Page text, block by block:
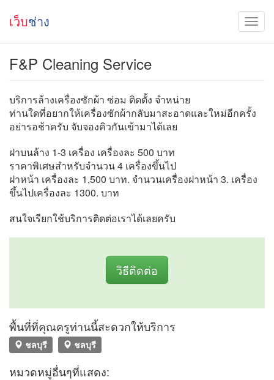
เว็บช่าง
F&P Cleaning Service
บริการล้างเครื่องซักผ้า ซ่อม ติดตั้ง จำหน่าย
ท่านใดที่อยากให้เครื่องซักผ้ากลับมาสะอาดและใหม่อีกครั้ง
อย่ารอช้าครับ จับจองคิวกันเข้ามาได้เลย
ฝาบนล้าง 1-3 เครื่อง เครื่องละ 500 บาท
ราคาพิเศษสำหรับจำนวน 4 เครื่องขึ้นไป
ฝาหน้า เครื่องละ 1,500 บาท. จำนวนเครื่องฝาหน้า 3. เครื่อง
ขึ้นไปเครื่องละ 1300. บาท
สนใจเรียกใช้บริการติดต่อเราได้เลยครับ
วิธีติดต่อ
พื้นที่ที่คุณครูท่านนี้สะดวกให้บริการ
ชลบุรี ชลบุรี
หมวดหมู่อื่นๆที่แสดง: